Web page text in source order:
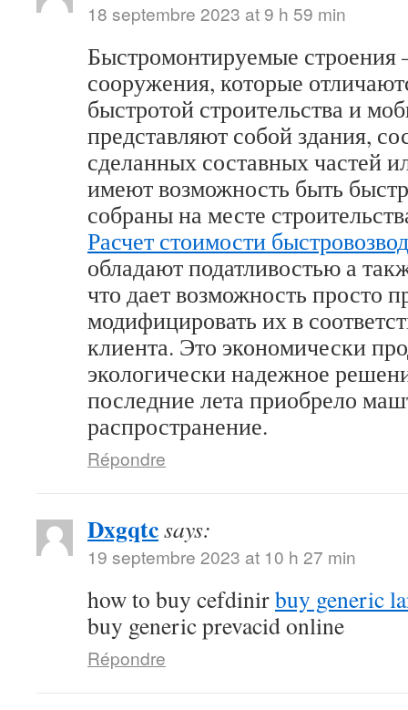
18 septembre 2023 at 9 h 59 min
Быстромонтируемые строения
сооружения, которые
быстротой строительства и
представляют собой здания,
сделанных составных частей
имеют возможность быть
собраны на месте
Расчет стоимости
обладают податливостью а
что дает возможность просто
модифицировать их в
клиента. Это экономически
экологически надежное
последние лета приобрело
распространение.
Répondre
Dxgqtcsays:
19 septembre 2023 at 10 h 27 min
how to buy cefdinirbuy generic
buy generic prevacid online
Répondre